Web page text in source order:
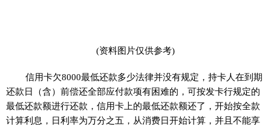
(资料图片仅供参考)
信用卡欠8000最低还款多少法律并没有规定，持卡人在到期
还款日（含）前偿还全部应付款项有困难的，可按发卡行规定的
最低还款额进行还款，信用卡上的最低还款额还了，开始按全款
计算利息，日利率为万分之五，从消费日开始计算，并且不能享